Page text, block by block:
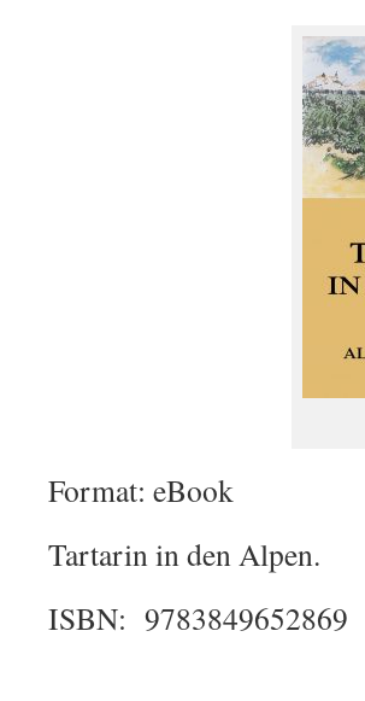
Format: eBook
Tartarin in den Alpen.
ISBN: 9783849652869